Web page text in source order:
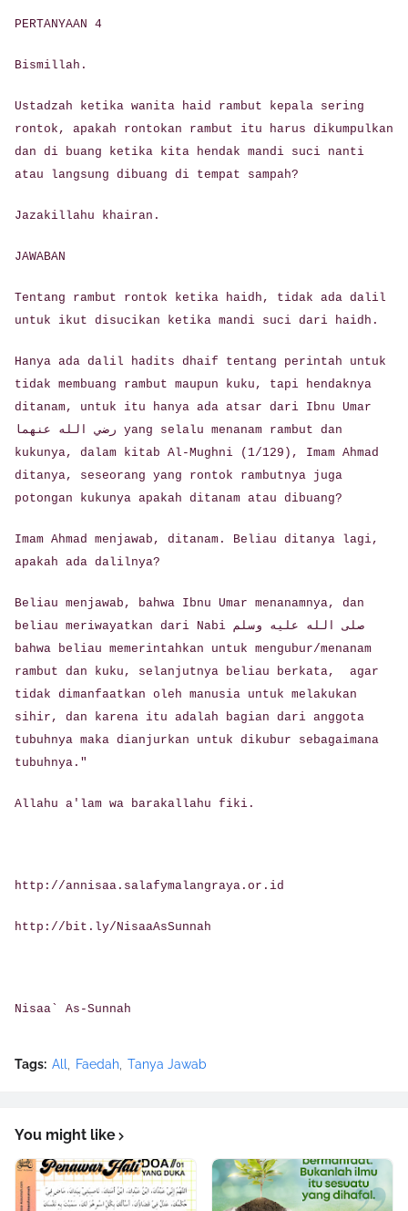
PERTANYAAN 4
Bismillah.
Ustadzah ketika wanita haid rambut kepala sering
rontok, apakah rontokan rambut itu harus dikumpulkan
dan di buang ketika kita hendak mandi suci nanti
atau langsung dibuang di tempat sampah?
Jazakillahu khairan.
JAWABAN
Tentang rambut rontok ketika haidh, tidak ada dalil
untuk ikut disucikan ketika mandi suci dari haidh.
Hanya ada dalil hadits dhaif tentang perintah untuk
tidak membuang rambut maupun kuku, tapi hendaknya
ditanam, untuk itu hanya ada atsar dari Ibnu Umar
رضي الله عنهما yang selalu menanam rambut dan
kukunya, dalam kitab Al-Mughni (1/129), Imam Ahmad
ditanya, seseorang yang rontok rambutnya juga
potongan kukunya apakah ditanam atau dibuang?
Imam Ahmad menjawab, ditanam. Beliau ditanya lagi,
apakah ada dalilnya?
Beliau menjawab, bahwa Ibnu Umar menanamnya, dan
beliau meriwayatkan dari Nabi صلى الله عليه وسلم
bahwa beliau memerintahkan untuk mengubur/menanam
rambut dan kuku, selanjutnya beliau berkata, agar
tidak dimanfaatkan oleh manusia untuk melakukan
sihir, dan karena itu adalah bagian dari anggota
tubuhnya maka dianjurkan untuk dikubur sebagaimana
tubuhnya."
Allahu a'lam wa barakallahu fiki.
http://annisaa.salafymalangraya.or.id
http://bit.ly/NisaaAsSunnah
Nisaa` As-Sunnah
Tags: All Faedah Tanya Jawab
You might like